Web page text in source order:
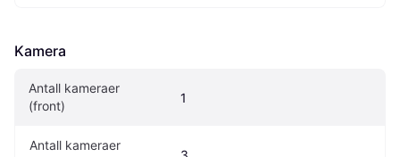
Kamera
Antall kameraer
(front)
1
Antall kameraer